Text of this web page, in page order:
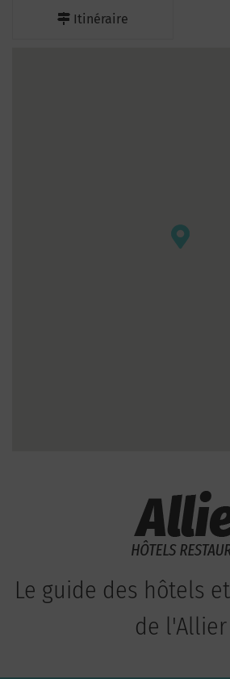
Itinéraire
Le guide des hôtels
de l'Allier